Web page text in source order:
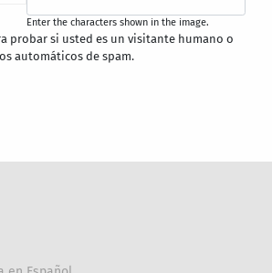
Enter the characters shown in the image.
probar si usted es un visitante humano o
automáticos de spam.